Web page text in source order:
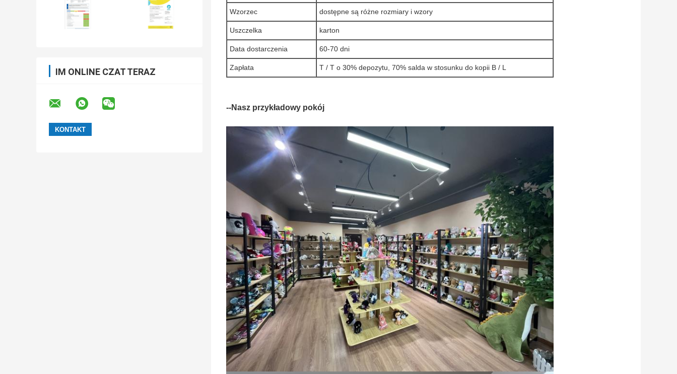
IM ONLINE CZAT TERAZ
Wzorzec dostępne są różne rozmiary i wzory
Uszczelka karton
Data dostarczenia 60-70 dni
Zapłata T / T o 30% depozytu, 70% salda w stosunku do kopii B / L
--Nasz przykładowy pokój